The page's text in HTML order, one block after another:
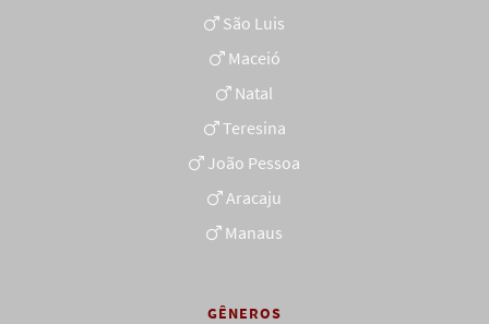
São Luis
Maceió
Natal
Teresina
João Pessoa
Aracaju
Manaus
GÊNEROS